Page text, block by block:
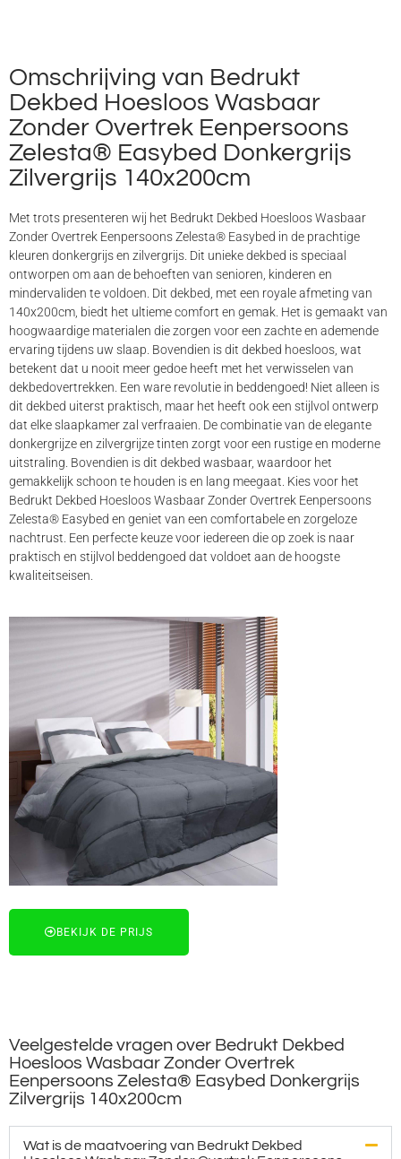
Omschrijving van Bedrukt
Dekbed Hoesloos Wasbaar
Zonder Overtrek Eenpersoons
Zelesta® Easybed Donkergrijs
Zilvergrijs 140x200cm
Met trots presenteren wij het Bedrukt Dekbed Hoesloos Wasbaar
Zonder Overtrek Eenpersoons Zelesta® Easybed in de prachtige
kleuren donkergrijs en zilvergrijs. Dit unieke dekbed is speciaal
ontworpen om aan de behoeften van senioren, kinderen en
mindervaliden te voldoen. Dit dekbed, met een royale afmeting van
140x200cm, biedt het ultieme comfort en gemak. Het is gemaakt van
hoogwaardige materialen die zorgen voor een zachte en ademende
ervaring tijdens uw slaap. Bovendien is dit dekbed hoesloos, wat
betekent dat u nooit meer gedoe heeft met het verwisselen van
dekbedovertrekken. Een ware revolutie in beddengoed! Niet alleen is
dit dekbed uiterst praktisch, maar het heeft ook een stijlvol ontwerp
dat elke slaapkamer zal verfraaien. De combinatie van de elegante
donkergrijze en zilvergrijze tinten zorgt voor een rustige en moderne
uitstraling. Bovendien is dit dekbed wasbaar, waardoor het
gemakkelijk schoon te houden is en lang meegaat. Kies voor het
Bedrukt Dekbed Hoesloos Wasbaar Zonder Overtrek Eenpersoons
Zelesta® Easybed en geniet van een comfortabele en zorgeloze
nachtrust. Een perfecte keuze voor iedereen die op zoek is naar
praktisch en stijlvol beddengoed dat voldoet aan de hoogste
kwaliteitseisen.
BEKIJK DE PRIJS
Veelgestelde vragen over Bedrukt Dekbed
Hoesloos Wasbaar Zonder Overtrek
Eenpersoons Zelesta® Easybed Donkergrijs
Zilvergrijs 140x200cm
Wat is de maatvoering van Bedrukt Dekbed